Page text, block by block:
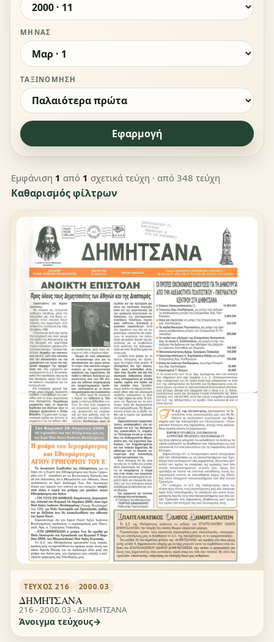
ΜΉΝΑΣ
ΤΑΞΙΝΌΜΗΣΗ
Εφαρμογή
Εμφάνιση 1 από 1 σχετικά τεύχη · από 348 τεύχη
Καθαρισμός φίλτρων
ΤΕΎΧΟΣ 216 2000.03
ΔΗΜΗΤΣΑΝΑ
216 - 2000.03 - ΔΗΜΗΤΣΑΝΑ
Άνοιγμα τεύχους